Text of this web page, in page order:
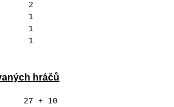
2
1
1
1
hráčů
27 + 10